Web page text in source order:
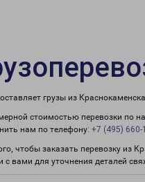
грузы из
стоимостью перевозки по
нам по телефону: +7 (495) 660-
чтобы заказать перевозку из
с вами для уточнения деталей